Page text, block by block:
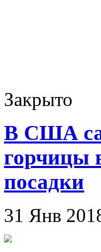
Закрыто
В США
горчицы
посадки
31 Янв